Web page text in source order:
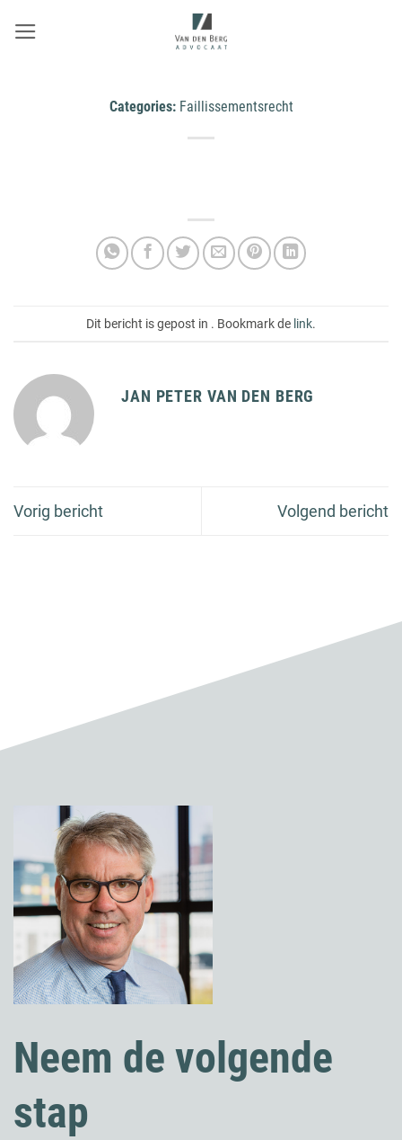
naar
Categories: Faillissementsrecht
Dit bericht is gepost in . Bookmark de link.
JAN PETER VAN DEN BERG
Vorig bericht Volgend bericht
Neem de volgende
stap